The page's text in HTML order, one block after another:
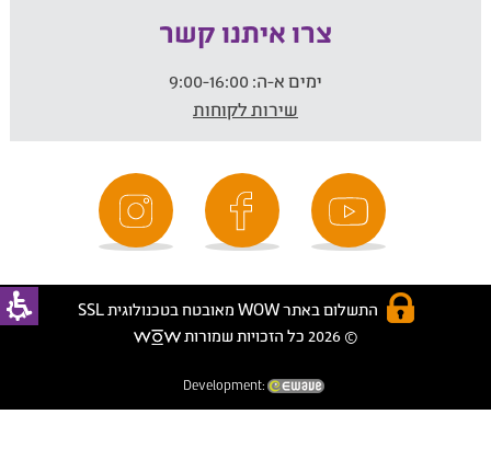
צרו איתנו קשר
ימים א-ה:
שירות לקוחות
התשלום באתר WOW מאובטח בטכנולוגית SSL
© 2026 כל הזכויות שמורות
Development: